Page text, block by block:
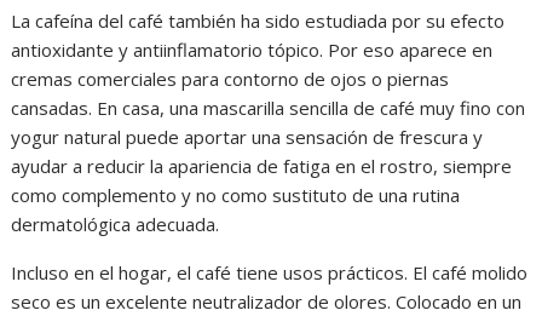
La cafeína del café también ha sido estudiada por su efecto
antioxidante y antiinflamatorio tópico. Por eso aparece en
cremas comerciales para contorno de ojos o piernas
cansadas. En casa, una mascarilla sencilla de café muy fino con
yogur natural puede aportar una sensación de frescura y
ayudar a reducir la apariencia de fatiga en el rostro, siempre
como complemento y no como sustituto de una rutina
dermatológica adecuada.
Incluso en el hogar, el café tiene usos prácticos. El café molido
seco es un excelente neutralizador de olores. Colocado en un